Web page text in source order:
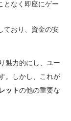
となく即座にゲー
ており、資金の安
魅力的にし、ユー
。しかし、これが
ットの他の重要な